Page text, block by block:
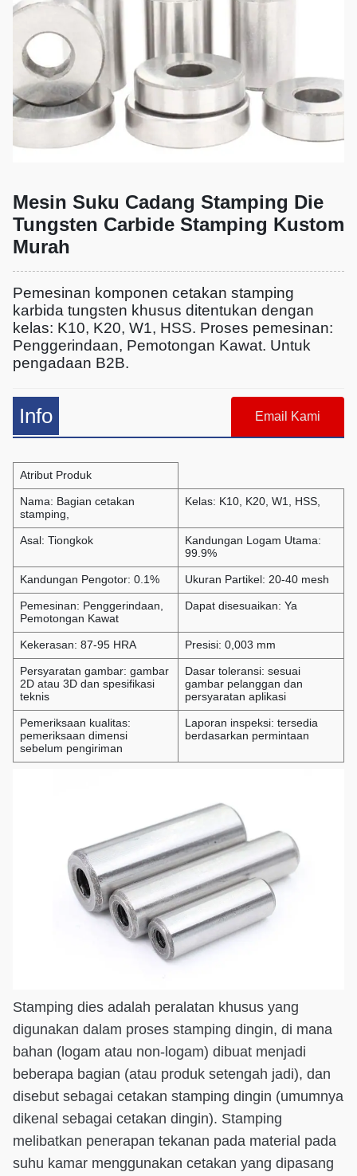
Mesin Suku Cadang Stamping Die
Tungsten Carbide Stamping Kustom
Murah
Pemesinan komponen cetakan stamping
karbida tungsten khusus ditentukan dengan
kelas: K10, K20, W1, HSS. Proses pemesinan:
Penggerindaan, Pemotongan Kawat. Untuk
pengadaan B2B.
Info Email Kami
Atribut Produk
Nama: Bagian cetakan
stamping,
Kelas: K10, K20, W1, HSS,
Asal: Tiongkok
Kandungan Logam Utama:
99.9%
Kandungan Pengotor: 0.1% Ukuran Partikel: 20-40 mesh
Pemesinan: Penggerindaan,
Pemotongan Kawat
Dapat disesuaikan: Ya
Kekerasan: 87-95 HRA Presisi: 0,003 mm
Persyaratan gambar: gambar
2D atau 3D dan spesifikasi
teknis
Dasar toleransi: sesuai
gambar pelanggan dan
persyaratan aplikasi
Pemeriksaan kualitas:
pemeriksaan dimensi
sebelum pengiriman
Laporan inspeksi: tersedia
berdasarkan permintaan
Stamping dies adalah peralatan khusus yang
digunakan dalam proses stamping dingin, di mana
bahan (logam atau non-logam) dibuat menjadi
beberapa bagian (atau produk setengah jadi), dan
disebut sebagai cetakan stamping dingin (umumnya
dikenal sebagai cetakan dingin). Stamping
melibatkan penerapan tekanan pada material pada
suhu kamar menggunakan cetakan yang dipasang